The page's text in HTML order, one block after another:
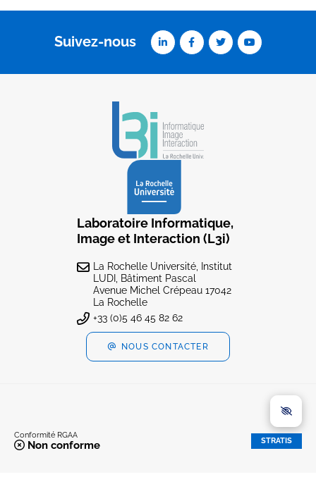
Suivez-nous
Laboratoire Informatique,
Image et Interaction (L3i)
La Rochelle Université, Institut
LUDI, Bâtiment Pascal
Avenue Michel Crépeau 17042
La Rochelle
+33 (0)5 46 45 82 62
NOUS CONTACTER
Conformité RGAA
Non conforme STRATIS